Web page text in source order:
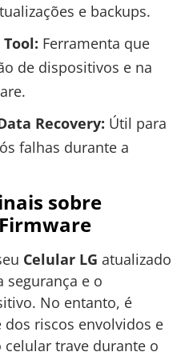
e backups.
Ferramenta que
de dispositivos e na
Recovery: Útil para
falhas durante a
sobre
Celular LG atualizado
segurança e o
No entanto, é
riscos envolvidos e
trave durante o